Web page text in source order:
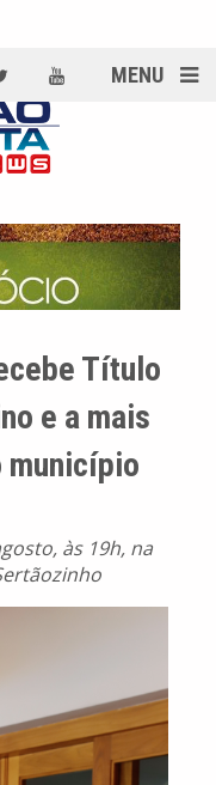
MENU
Título
e a mais
município
às 19h, na